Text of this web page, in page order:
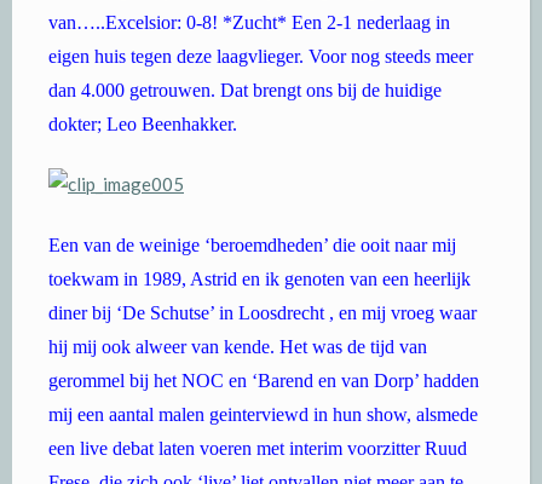
van…..Excelsior: 0-8! *Zucht* Een 2-1 nederlaag in
eigen huis tegen deze laagvlieger. Voor nog steeds meer
dan 4.000 getrouwen. Dat brengt ons bij de huidige
dokter; Leo Beenhakker.
Een van de weinige ‘beroemdheden’ die ooit naar mij
toekwam in 1989, Astrid en ik genoten van een heerlijk
diner bij ‘De Schutse’ in Loosdrecht , en mij vroeg waar
hij mij ook alweer van kende. Het was de tijd van
gerommel bij het NOC en ‘Barend en van Dorp’ hadden
mij een aantal malen geinterviewd in hun show, alsmede
een live debat laten voeren met interim voorzitter Ruud